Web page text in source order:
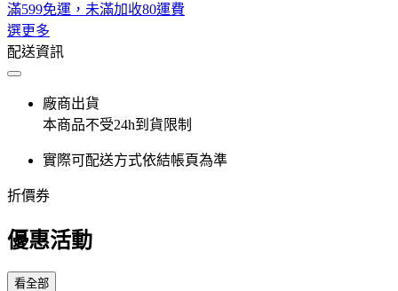
滿599免運，未滿加收80運費
選更多
配送資訊
廠商出貨
本商品不受24h到貨限制
實際可配送方式依結帳頁為準
折價券
優惠活動
看全部